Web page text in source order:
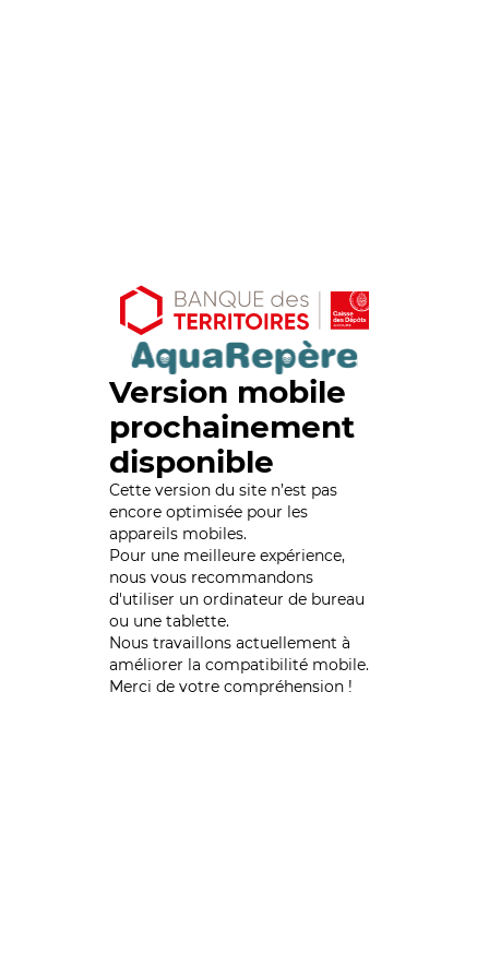
Version mobile
prochainement
disponible
Cette version du site n’est pas
encore optimisée pour les
appareils mobiles.
Pour une meilleure expérience,
nous vous recommandons
d'utiliser un ordinateur de bureau
ou une tablette.
Nous travaillons actuellement à
améliorer la compatibilité mobile.
Merci de votre compréhension !